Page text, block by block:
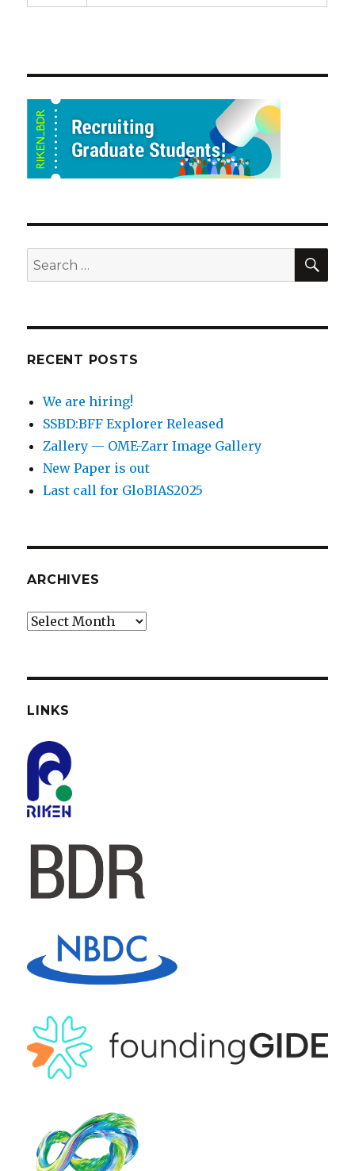
Search
for:
RECENT POSTS
We are hiring!
SSBD:BFF Explorer Released
Zallery — OME-Zarr Image Gallery
New Paper is out
Last call for GloBIAS2025
ARCHIVES
Archives
LINKS